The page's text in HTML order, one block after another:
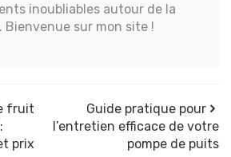
inoubliables autour de la
Bienvenue sur mon site !
fruit
prix
Guide pratique pour
l’entretien efficace de votre
pompe de puits